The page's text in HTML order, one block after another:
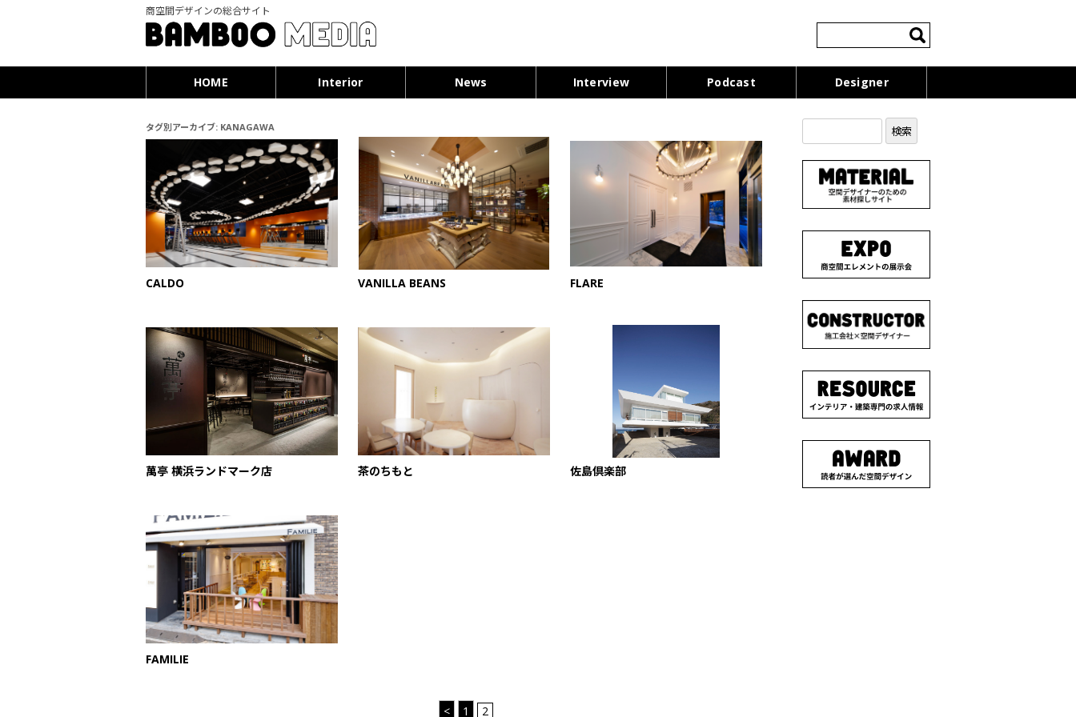
商空間デザインの総合サイト
索:
HOME Interior News Interview Podcast Designer
タグ別アーカイブ: KANAGAWA
CALDO VANILLA BEANS FLARE
萬亭 横浜ランドマーク店 茶のちもと 佐島倶楽部
FAMILIE
< 1 2
索: